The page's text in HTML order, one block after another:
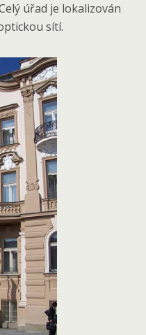
úřad je lokalizován
sítí.